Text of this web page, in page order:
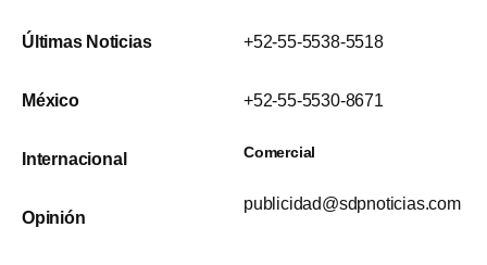
Últimas Noticias
México
Internacional
Opinión
+52-55-5538-5518
+52-55-5530-8671
Comercial
publicidad@sdpnoticias.com